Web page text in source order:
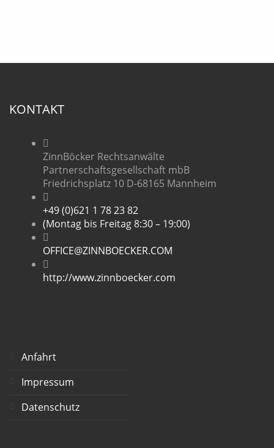
KONTAKT
ZinnBöcker Rechtsanwälte
Partnerschaftsgesellschaft mbB
Friedrichsplatz 10 D-68165 Mannheim
+49 (0)621 1 78 23 82
(Montag bis Freitag 8:30 – 19:00)
OFFICE@ZINNBOECKER.COM
http://www.zinnboecker.com
Anfahrt
Impressum
Datenschutz